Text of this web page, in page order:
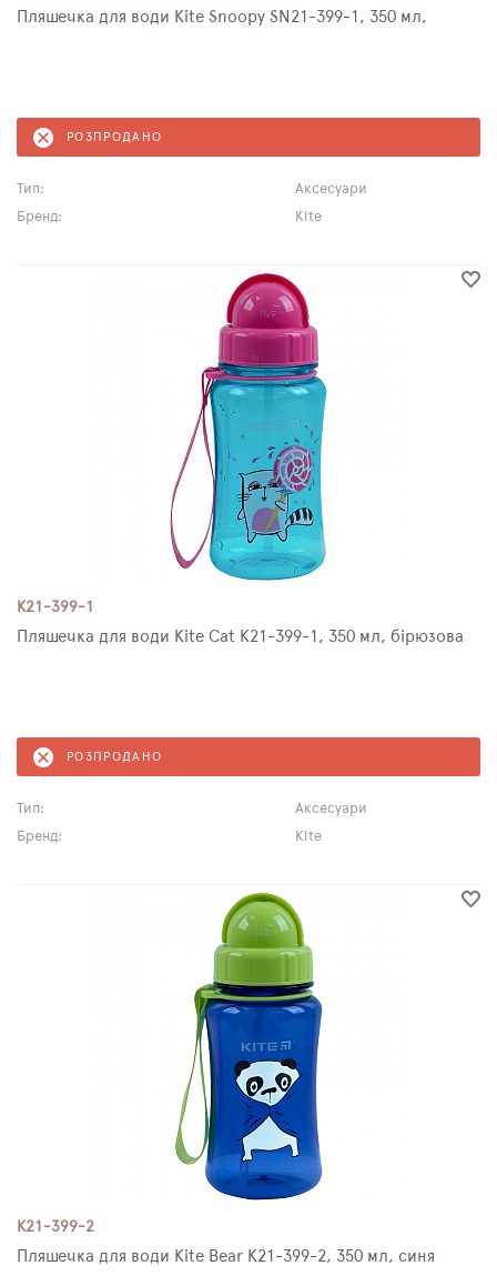
Пляшечка для води Kite Snoopy SN21-399-1, 350 мл,
РОЗПРОДАНО
Тип:
Аксесуари
Бренд:
Kite
K21-399-1
Пляшечка для води Kite Cat K21-399-1, 350 мл, бірюзова
РОЗПРОДАНО
Тип:
Аксесуари
Бренд:
Kite
K21-399-2
Пляшечка для води Kite Bear K21-399-2, 350 мл, синя